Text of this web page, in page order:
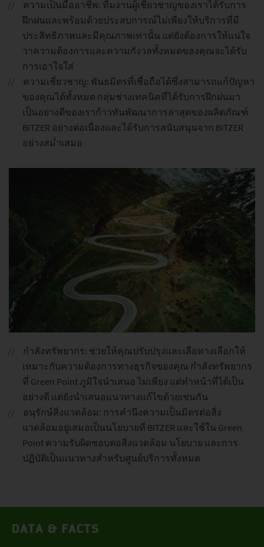
ความเป็นมืออาชีพ: ทีมงานผู้เชี่ยวชาญของเราได้รับการ
ฝึกฝนและพร้อมด้วยประสบการณ์ไม่เพียงให้บริการที่มี
ประสิทธิภาพและมีคุณภาพเท่านั้น แต่ยังต้องการให้แน่ใจ
ว่าความต้องการและความกังวลทั้งหมดของคุณจะได้รับ
การเอาใจใส่
ความเชี่ยวชาญ: พันธมิตรที่เชื่อถือได้ซึ่งสามารถแก้ปัญหา
ของคุณได้ทั้งหมด กลุ่มช่างเทคนิคที่ได้รับการฝึกฝนมา
เป็นอย่างดีของเราก้าวทันพัฒนาการล่าสุดของผลิตภัณฑ์
BITZER อย่างต่อเนื่องและได้รับการสนับสนุนจาก BITZER
อย่างสม่ำเสมอ
กำลังทรัพยากร: ช่วยให้คุณปรับปรุงและเลือทางเลือกให้
เหมาะกับความต้องการทางธุรกิจของคุณ กำลังทรัพยากร
ที่ Green Point ภูมิใจนำเสนอ ไม่เพียง แต่ทำหน้าที่ได้เป็น
อย่างดี แต่ยังนำเสนอแนวทางแก้ไขด้วยเช่นกัน
อนุรักษ์สิ่งแวดล้อม: การคำนึงความเป็นมิตรต่อสิ่ง
แวดล้อมอยู่เสมอเป็นนโยบายที่ BITZER และใช้ใน Green
Point ความรับผิดชอบต่อสิ่งแวดล้อม นโยบาย และการ
ปฏิบัติเป็นแนวทางสำหรับศูนย์บริการทั้งหมด
DATA & FACTS